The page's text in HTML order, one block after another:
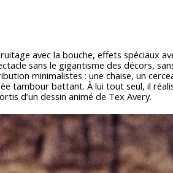
avec la bouche, effets spéciaux
sans le gigantisme des décors,
minimalistes : une chaise, un
tambour battant. À lui tout seul, il
d’un dessin animé de Tex Avery.